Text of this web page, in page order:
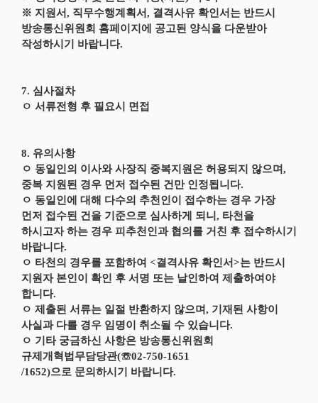
※ 지원서, 직무수행계획서, 결격사유 확인서는 반드시
방송통신위원회 홈페이지에 공고된 양식을 다운받아
작성하시기 바랍니다.
7. 심사절차
ㅇ 서류전형 후 필요시 면접
8. 유의사항
ㅇ 동일인의 이사와 사장직 중복지원은 허용되지 않으며,
중복 지원된 경우 먼저 접수된 건만 인정됩니다.
ㅇ 동일인에 대해 다수의 추천인이 접수하는 경우 가장
먼저 접수된 건을 기준으로 심사하게 되니, 타천을
하시고자 하는 경우 피추천인과 협의를 거친 후 접수하시기
바랍니다.
ㅇ 타천의 경우를 포함하여 <결격사유 확인서>는 반드시
지원자 본인이 확인 후 서명 또는 날인하여 제출하여야
합니다.
ㅇ 제출된 서류는 일절 반환하지 않으며, 기재된 사항이
사실과 다를 경우 임명이 취소될 수 있습니다.
ㅇ 기타 궁금하신 사항은 방송통신위원회
규제개혁법무담당관(☏02-750-1651
/1652)으로 문의하시기 바랍니다.